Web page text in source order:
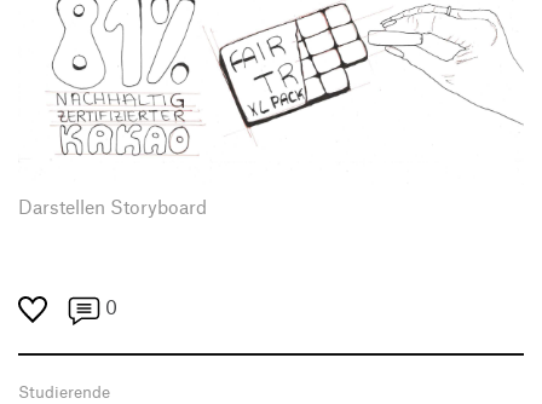
Darstellen Storyboard
0
Studierende